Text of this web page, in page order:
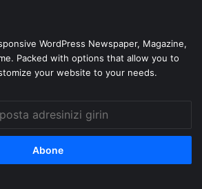
WordPress Newspaper, Magazine,
Packed with options that allow you to
your website to your needs.